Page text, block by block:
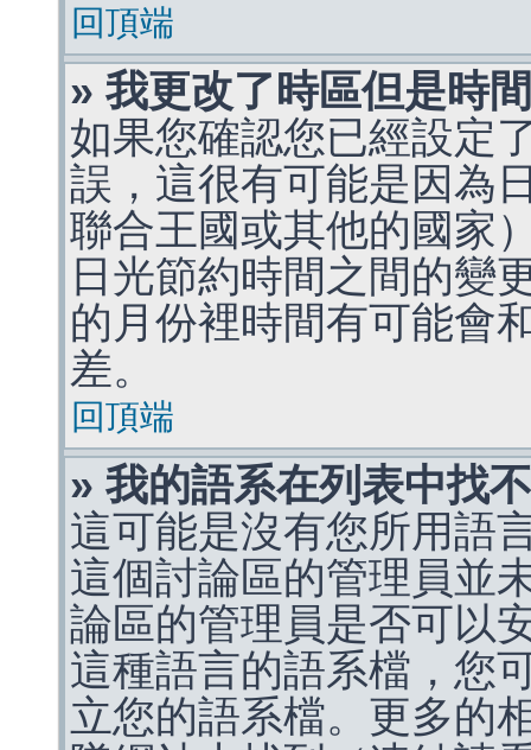
回頂端
» 我更改了時區但是時
如果您確認您已經設定
誤，這很有可能是因為
聯合王國或其他的國家
日光節約時間之間的變
的月份裡時間有可能會
差。
回頂端
» 我的語系在列表中找
這可能是沒有您所用語
這個討論區的管理員並
論區的管理員是否可以
這種語言的語系檔，您
立您的語系檔。更多的